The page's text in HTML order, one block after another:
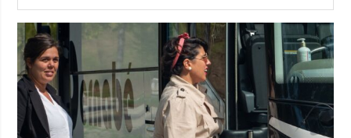
AUTOCARES:
HORARIOS
Y
PLAN
B